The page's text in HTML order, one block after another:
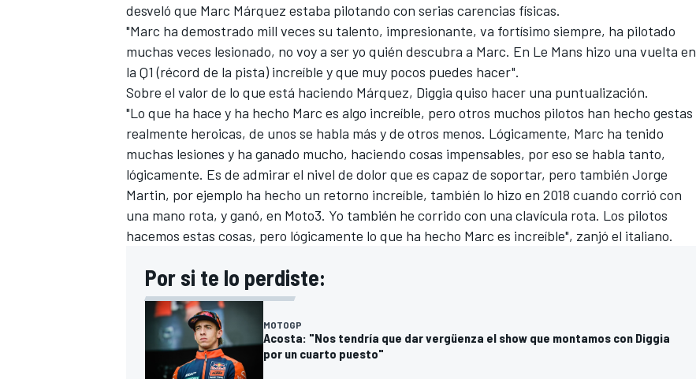
desveló que Marc Márquez estaba pilotando con serias carencias físicas.
"Marc ha demostrado mill veces su talento, impresionante, va fortísimo siempre, ha pilotado
muchas veces lesionado, no voy a ser yo quién descubra a Marc. En Le Mans hizo una vuelta en
la Q1 (récord de la pista) increíble y que muy pocos puedes hacer".
Sobre el valor de lo que está haciendo Márquez, Diggia quiso hacer una puntualización.
"Lo que ha hace y ha hecho Marc es algo increíble, pero otros muchos pilotos han hecho gestas
realmente heroicas, de unos se habla más y de otros menos. Lógicamente, Marc ha tenido
muchas lesiones y ha ganado mucho, haciendo cosas impensables, por eso se habla tanto,
lógicamente. Es de admirar el nivel de dolor que es capaz de soportar, pero también Jorge
Martin, por ejemplo ha hecho un retorno increíble, también lo hizo en 2018 cuando corrió con
una mano rota, y ganó, en Moto3. Yo también he corrido con una clavícula rota. Los pilotos
hacemos estas cosas, pero lógicamente lo que ha hecho Marc es increíble", zanjó el italiano.
Por si te lo perdiste:
MOTOGP
Acosta: "Nos tendría que dar vergüenza el show que montamos con Diggia
por un cuarto puesto"